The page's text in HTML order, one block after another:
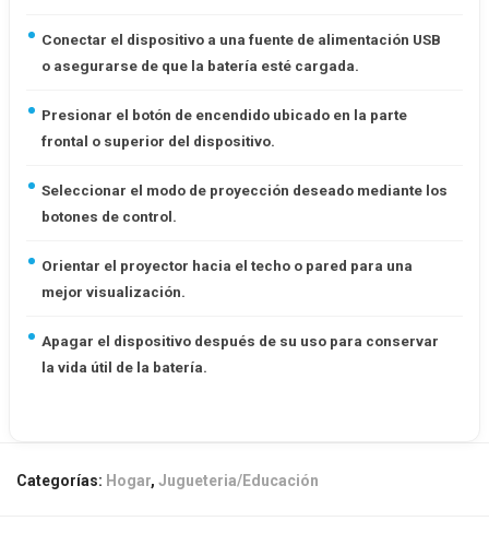
Conectar el dispositivo a una fuente de alimentación USB
o asegurarse de que la batería esté cargada.
Presionar el botón de encendido ubicado en la parte
frontal o superior del dispositivo.
Seleccionar el modo de proyección deseado mediante los
botones de control.
Orientar el proyector hacia el techo o pared para una
mejor visualización.
Apagar el dispositivo después de su uso para conservar
la vida útil de la batería.
Categorías: Hogar, Jugueteria/Educación